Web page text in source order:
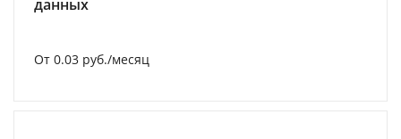
данных
От 0.03 руб./месяц